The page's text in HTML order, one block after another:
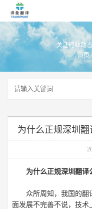
关注行业动
首页
为什么正规深圳
为什么正规深圳翻译
众所周知，我国的翻
面发展不完善不说，技术